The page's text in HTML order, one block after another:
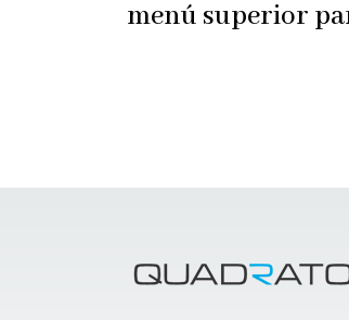
menú superior